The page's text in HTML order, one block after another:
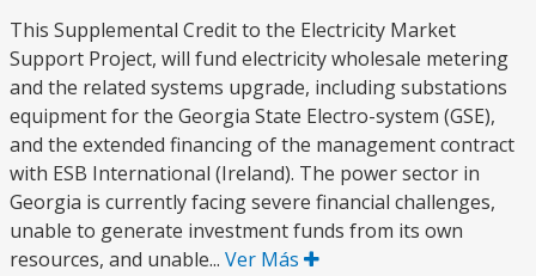
This Supplemental Credit to the Electricity Market
Support Project, will fund electricity wholesale metering
and the related systems upgrade, including substations
equipment for the Georgia State Electro-system (GSE),
and the extended financing of the management contract
with ESB International (Ireland). The power sector in
Georgia is currently facing severe financial challenges,
unable to generate investment funds from its own
resources, and unable... Ver Más